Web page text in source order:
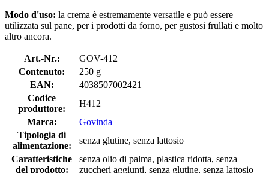
Modo d'uso: la crema è estremamente versatile e può essere
utilizzata sul pane, per i prodotti da forno, per gustosi frullati e molto
altro ancora.
Art.-Nr.:
GOV-412
Contenuto:
250 g
EAN:
4038507002421
Codice
produttore:
H412
Marca:
Govinda
Tipologia di
alimentazione:
senza glutine, senza lattosio
Caratteristiche
del prodotto:
senza olio di palma, plastica ridotta, senza
zuccheri aggiunti, senza glutine, senza lattosio